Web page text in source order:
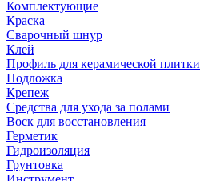
Комплектующие
Краска
Сварочный шнур
Клей
Профиль для керамической плитки
Подложка
Крепеж
Средства для ухода за полами
Воск для восстановления
Герметик
Гидроизоляция
Грунтовка